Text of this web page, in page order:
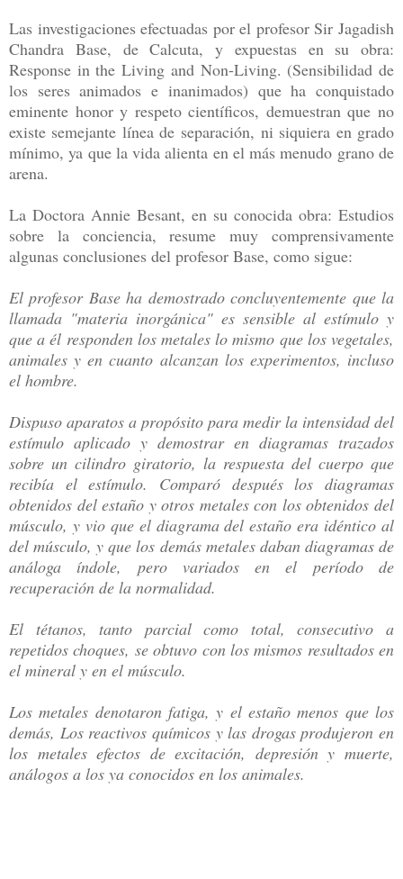
Las investigaciones efectuadas por el profesor Sir Jagadish
Chandra Base, de Calcuta, y expuestas en su obra:
Response in the Living and Non-Living. (Sensibilidad de
los seres animados e inanimados) que ha conquistado
eminente honor y respeto científicos, demuestran que no
existe semejante línea de separación, ni siquiera en grado
mínimo, ya que la vida alienta en el más menudo grano de
arena.
La Doctora Annie Besant, en su conocida obra: Estudios
sobre la conciencia, resume muy comprensivamente
algunas conclusiones del profesor Base, como sigue:
El profesor Base ha demostrado concluyentemente que la
llamada "materia inorgánica" es sensible al estímulo y
que a él responden los metales lo mismo que los vegetales,
animales y en cuanto alcanzan los experimentos, incluso
el hombre.
Dispuso aparatos a propósito para medir la intensidad del
estímulo aplicado y demostrar en diagramas trazados
sobre un cilindro giratorio, la respuesta del cuerpo que
recibía el estímulo. Comparó después los diagramas
obtenidos del estaño y otros metales con los obtenidos del
músculo, y vio que el diagrama del estaño era idéntico al
del músculo, y que los demás metales daban diagramas de
análoga índole, pero variados en el período de
recuperación de la normalidad.
El tétanos, tanto parcial como total, consecutivo a
repetidos choques, se obtuvo con los mismos resultados en
el mineral y en el músculo.
Los metales denotaron fatiga, y el estaño menos que los
demás, Los reactivos químicos y las drogas produjeron en
los metales efectos de excitación, depresión y muerte,
análogos a los ya conocidos en los animales.